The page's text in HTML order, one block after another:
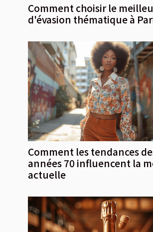
Comment choisir le
d'évasion thématique à
Comment les tendances
années 70 influencent la
actuelle